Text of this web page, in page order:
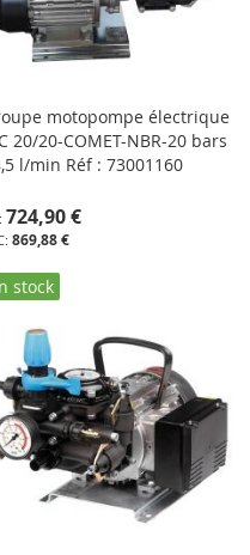
motopompe électrique
20/20-COMET-NBR-20 bars
l/min Réf : 73001160
869,88 €
724,90 €
stock